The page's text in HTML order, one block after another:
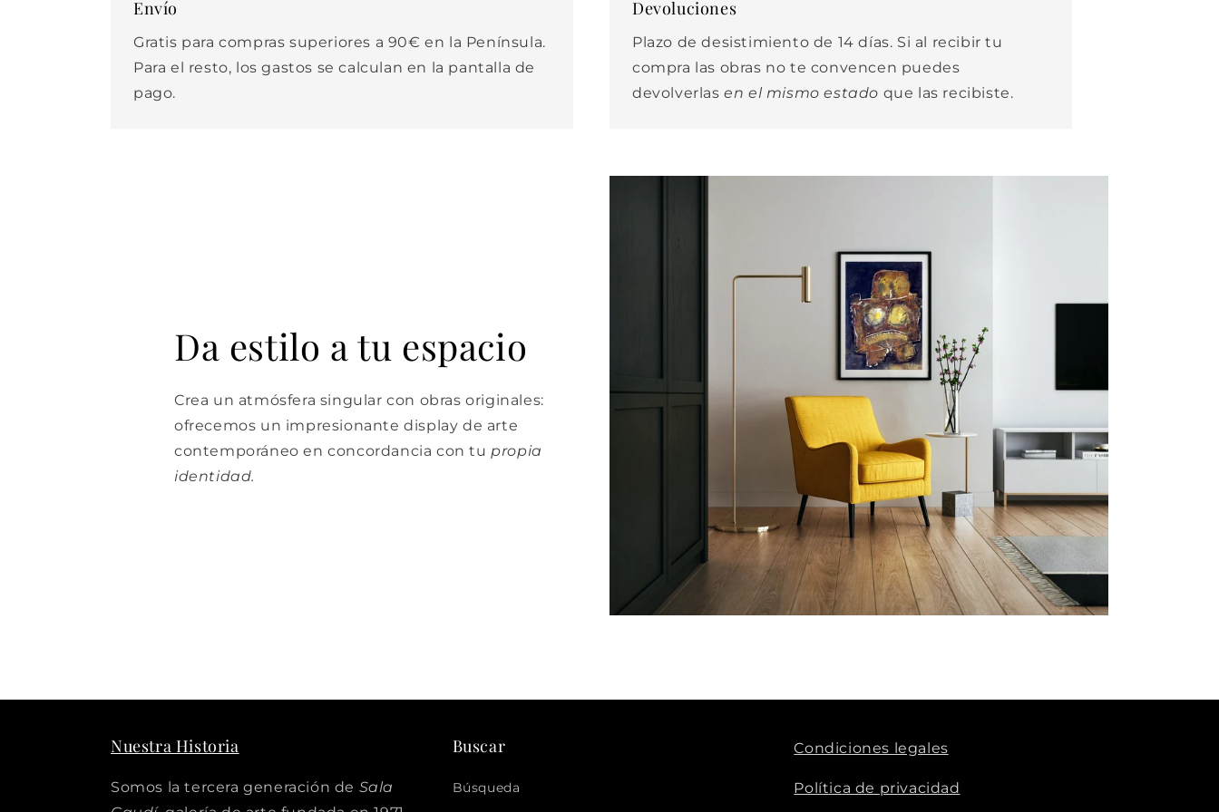
Envío
Gratis para compras superiores a 90€ en la Península.
Para el resto, los gastos se calculan en la pantalla de
pago.
Devoluciones
Plazo de desistimiento de 14 días. Si al recibir tu
compra las obras no te convencen puedes
devolverlasen el mismo estado que las recibiste.
Da estilo a tu espacio
Crea un atmósfera singular con obras originales:
ofrecemos un impresionante display de arte
contemporáneo en concordancia con tu propia
identidad.
Nuestra Historia
Somos la tercera generación de Sala
Buscar
Búsqueda
Condiciones legales
Política de privacidad